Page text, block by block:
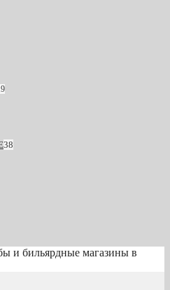
38
и бильярдные магазины в